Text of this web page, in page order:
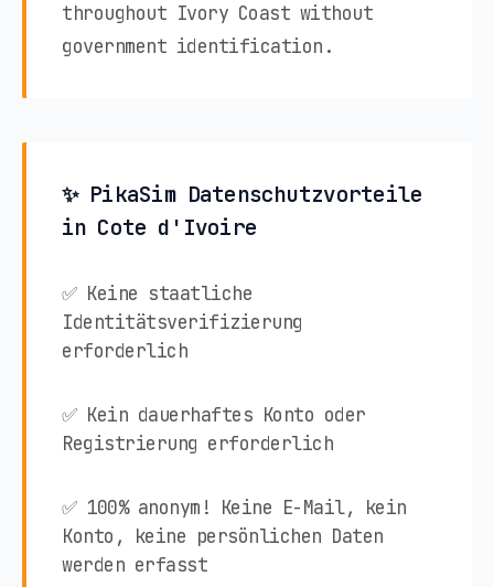
throughout Ivory Coast without
government identification.
✨ PikaSim Datenschutzvorteile
in Cote d'Ivoire
✅ Keine staatliche
Identitätsverifizierung
erforderlich
✅ Kein dauerhaftes Konto oder
Registrierung erforderlich
✅ 100% anonym! Keine E-Mail, kein
Konto, keine persönlichen Daten
werden erfasst